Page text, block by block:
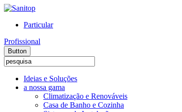
Particular
Profissional
Button
Ideias e Soluções
a nossa gama
Climatização e Renováveis
Casa de Banho e Cozinha